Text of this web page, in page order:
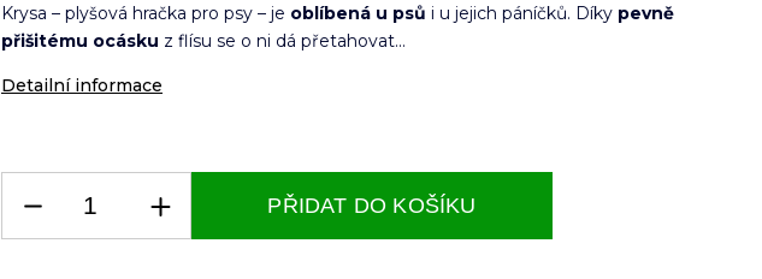
Krysa – plyšová hračka pro psy – je oblíbená u psů i u jejich páníčků. Díky pevně
přišitému ocásku z flísu se o ni dá přetahovat...
Detailní informace
PŘIDAT DO KOŠÍKU